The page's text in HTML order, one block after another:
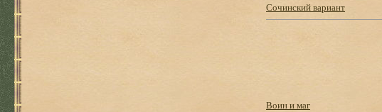
Сочинский вариант
Воин и маг